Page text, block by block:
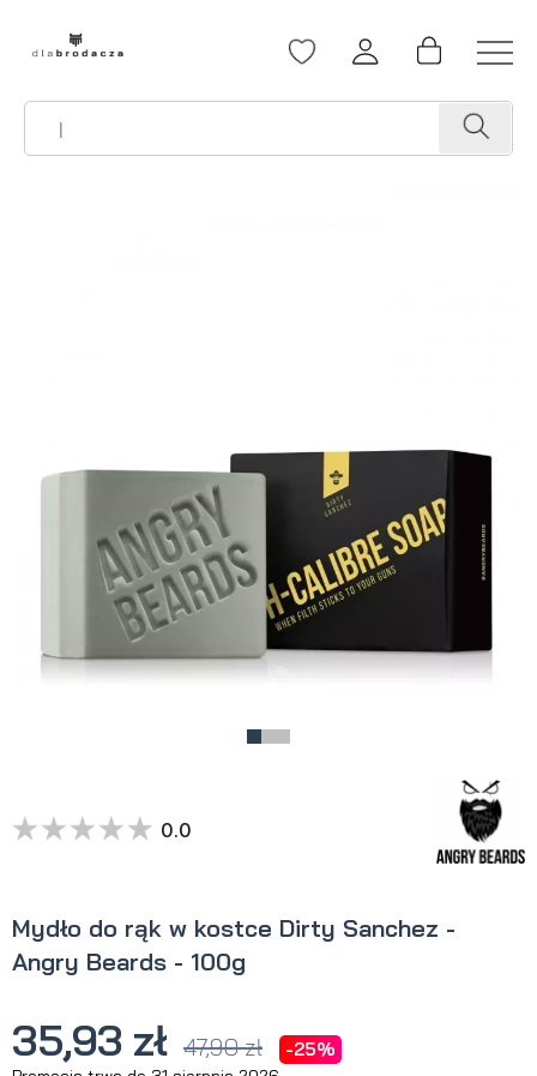
Mydło do rąk w kostce Dirty Sanchez -
Angry Beards - 100g
0.0
35,93 zł 47,90 zł -25%